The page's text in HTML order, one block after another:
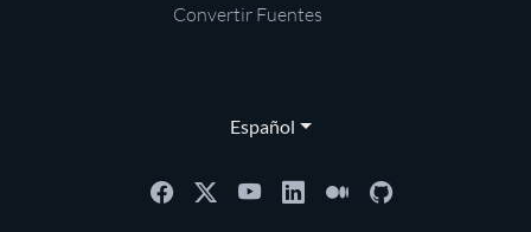
Convertir Fuentes
Español